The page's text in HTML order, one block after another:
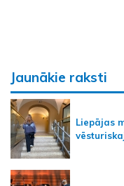
Jaunākie raksti
Liepājas